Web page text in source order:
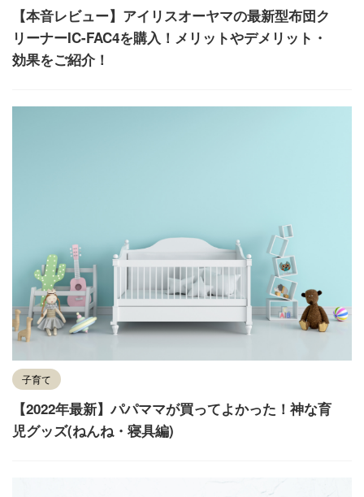
【本音レビュー】アイリスオーヤマの最新型布団ク
リーナーIC-FAC4を購入！メリットやデメリット・
効果をご紹介！
子育て
【2022年最新】パパママが買ってよかった！神な育
児グッズ(ねんね・寝具編)